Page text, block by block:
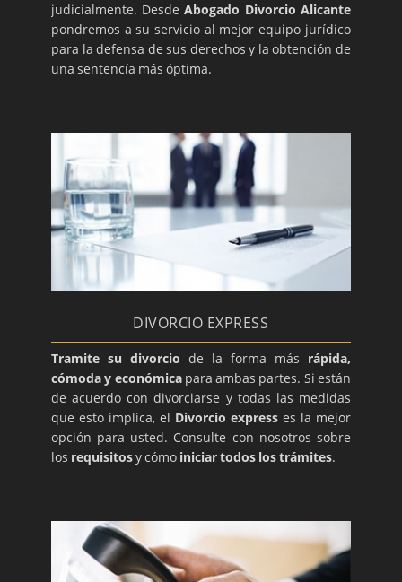
judicialmente. DesdeAbogado Divorcio Alicante
pondremos a su servicio al mejor equipo jurídico
para la defensa de sus derechos y la obtención de
una sentencía más óptima.
DIVORCIO EXPRESS
Tramite su divorcio de la forma más rápida,
cómoda y económicapara ambas partes. Si están
de acuerdo con divorciarse y todas las medidas
que esto implica, el Divorcio expresses la mejor
opción para usted. Consulte con nosotros sobre
los requisitosy cómo iniciar todos los trámites.